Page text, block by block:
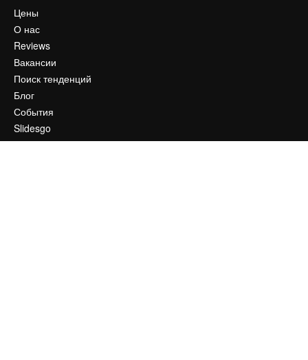
Цены
О нас
Reviews
Вакансии
Поиск тенденций
Блог
События
Slidesgo
Продайте свой контент